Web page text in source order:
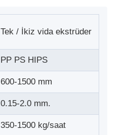
Tek / İkiz vida ekstrüder
PP PS HIPS
600-1500 mm
0.15-2.0 mm.
350-1500 kg/saat